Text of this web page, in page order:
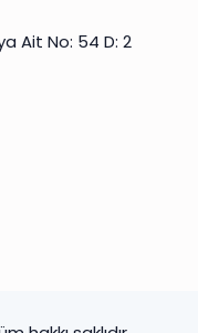
Ait No: 54 D: 2